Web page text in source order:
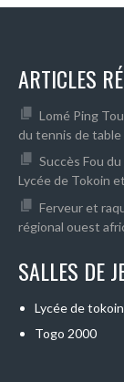
ARTICLES
Lomé Ping
du tennis de table
Succès Fou
Lycée de Tokoin
Ferveur et
régional ouest
SALLES DE
Lycée de tokoin
Togo 2000